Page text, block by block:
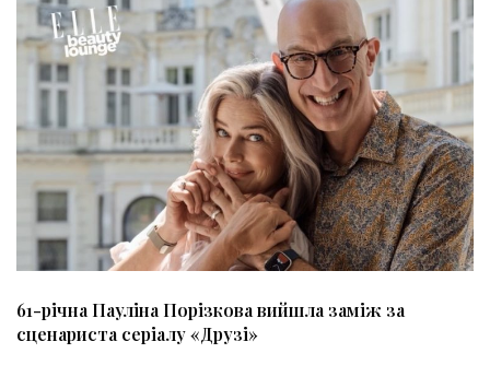
61-річна Пауліна Порізкова вийшла заміж за
сценариста серіалу «Друзі»